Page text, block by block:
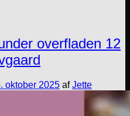
overfladen 12
oktober 2025 afJette